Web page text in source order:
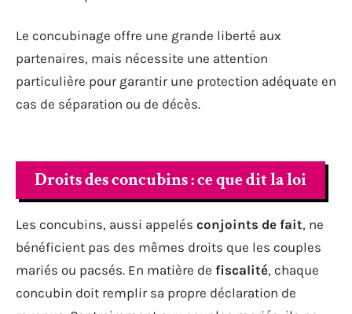
Le concubinage offre une grande liberté aux
partenaires, mais nécessite une attention
particulière pour garantir une protection adéquate en
cas de séparation ou de décès.
Droits des concubins : ce que dit la loi
Les concubins, aussi appelés conjoints de fait, ne
bénéficient pas des mêmes droits que les couples
mariés ou pacsés. En matière de fiscalité, chaque
concubin doit remplir sa propre déclaration de